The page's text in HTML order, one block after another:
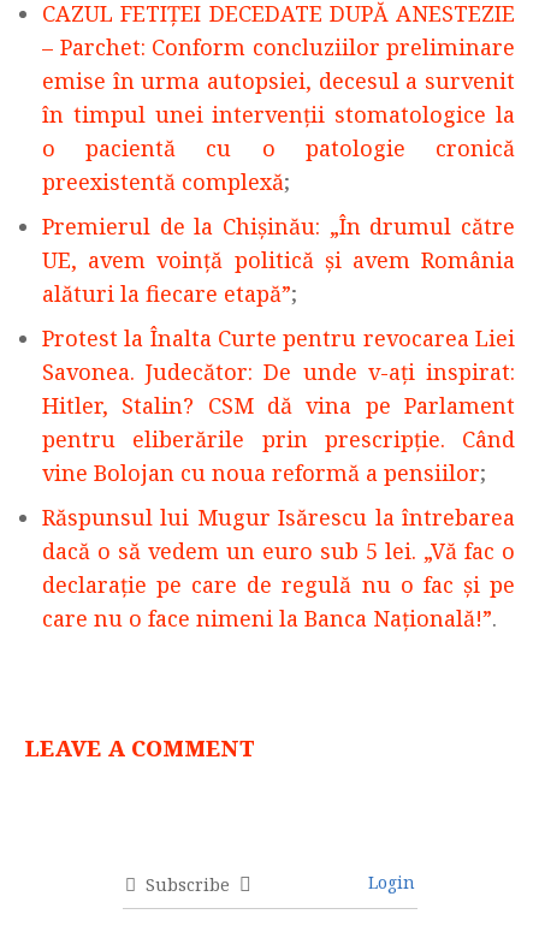
CAZUL FETIŢEI DECEDATE DUPĂ ANESTEZIE
– Parchet: Conform concluziilor preliminare
emise în urma autopsiei, decesul a survenit
în timpul unei intervenţii stomatologice la
o pacientă cu o patologie cronică
preexistentă complexă;
Premierul de la Chișinău: „În drumul către
UE, avem voință politică și avem România
alături la fiecare etapă”;
Protest la Înalta Curte pentru revocarea Liei
Savonea. Judecător: De unde v-ați inspirat:
Hitler, Stalin? CSM dă vina pe Parlament
pentru eliberările prin prescripție. Când
vine Bolojan cu noua reformă a pensiilor;
Răspunsul lui Mugur Isărescu la întrebarea
dacă o să vedem un euro sub 5 lei. „Vă fac o
declarație pe care de regulă nu o fac și pe
care nu o face nimeni la Banca Națională!”.
LEAVE A COMMENT
Subscribe Login